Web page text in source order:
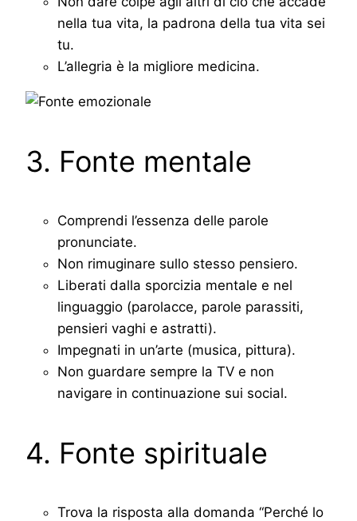
nella tua vita, la padrona della tua vita sei
tu.
L’allegria è la migliore medicina.
3. Fonte mentale
Comprendi l’essenza delle parole
pronunciate.
Non rimuginare sullo stesso pensiero.
Liberati dalla sporcizia mentale e nel
linguaggio (parolacce, parole parassiti,
pensieri vaghi e astratti).
Impegnati in un’arte (musica, pittura).
Non guardare sempre la TV e non
navigare in continuazione sui social.
4. Fonte spirituale
Trova la risposta alla domanda “Perché lo